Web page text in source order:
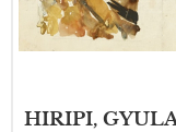
HIRIPI,